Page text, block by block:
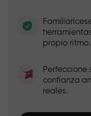
propio ritmo.
Perfeccione
confianza
reales.